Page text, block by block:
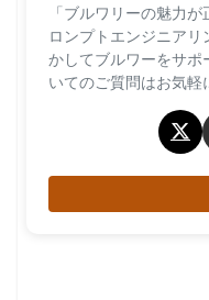
「ブルワリーの魅力
ロンプトエンジニア
かしてブルワーをサポ
いてのご質問はお気軽